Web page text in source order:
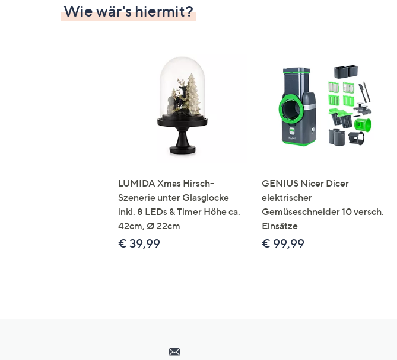
Wie wär's hiermit?
LUMIDA Xmas Hirsch-
Szenerie unter Glasglocke
inkl. 8 LEDs & Timer Höhe ca.
42cm, Ø 22cm
€ 39,99
GENIUS Nicer Dicer
elektrischer
Gemüseschneider 10 versch.
Einsätze
€ 99,99